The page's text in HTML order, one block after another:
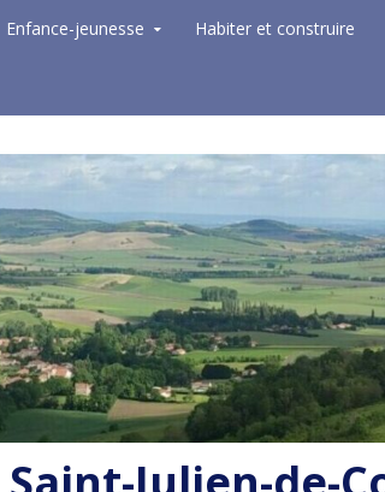
Enfance-jeunesse Habiter et construire